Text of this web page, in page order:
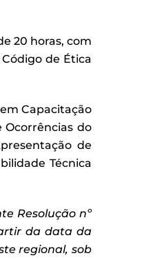
20 horas, com
de Ética
Capacitação
Ocorrências do
de
Técnica
Resolução nº
da data da
regional, sob